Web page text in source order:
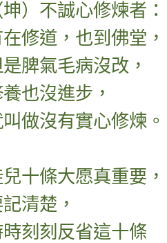
坤）不誠心修煉者：
修道，也到佛堂，
脾氣毛病沒改，
也沒進步，
做沒有實心修煉。
十條大愿真重要，
清楚，
時刻刻反省這十條